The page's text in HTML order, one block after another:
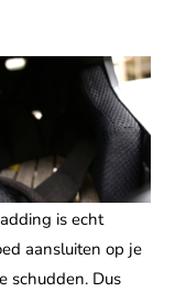
is echt
aansluiten op je
schudden. Dus